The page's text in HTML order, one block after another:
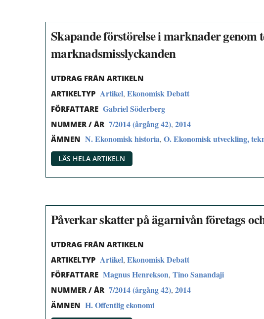
Skapande förstörelse i marknader genom
marknadsmisslyckanden
UTDRAG FRÅN ARTIKELN
ARTIKELTYP Artikel, Ekonomisk Debatt
FÖRFATTARE Gabriel Söderberg
NUMMER / ÅR 7/2014 (årgång 42), 2014
ÄMNEN N. Ekonomisk historia, O. Ekonomisk utveckling,
LÄS HELA ARTIKELN
Påverkar skatter på ägarnivån företags
UTDRAG FRÅN ARTIKELN
ARTIKELTYP Artikel, Ekonomisk Debatt
FÖRFATTARE Magnus Henrekson, Tino Sanandaji
NUMMER / ÅR 7/2014 (årgång 42), 2014
ÄMNEN H. Offentlig ekonomi